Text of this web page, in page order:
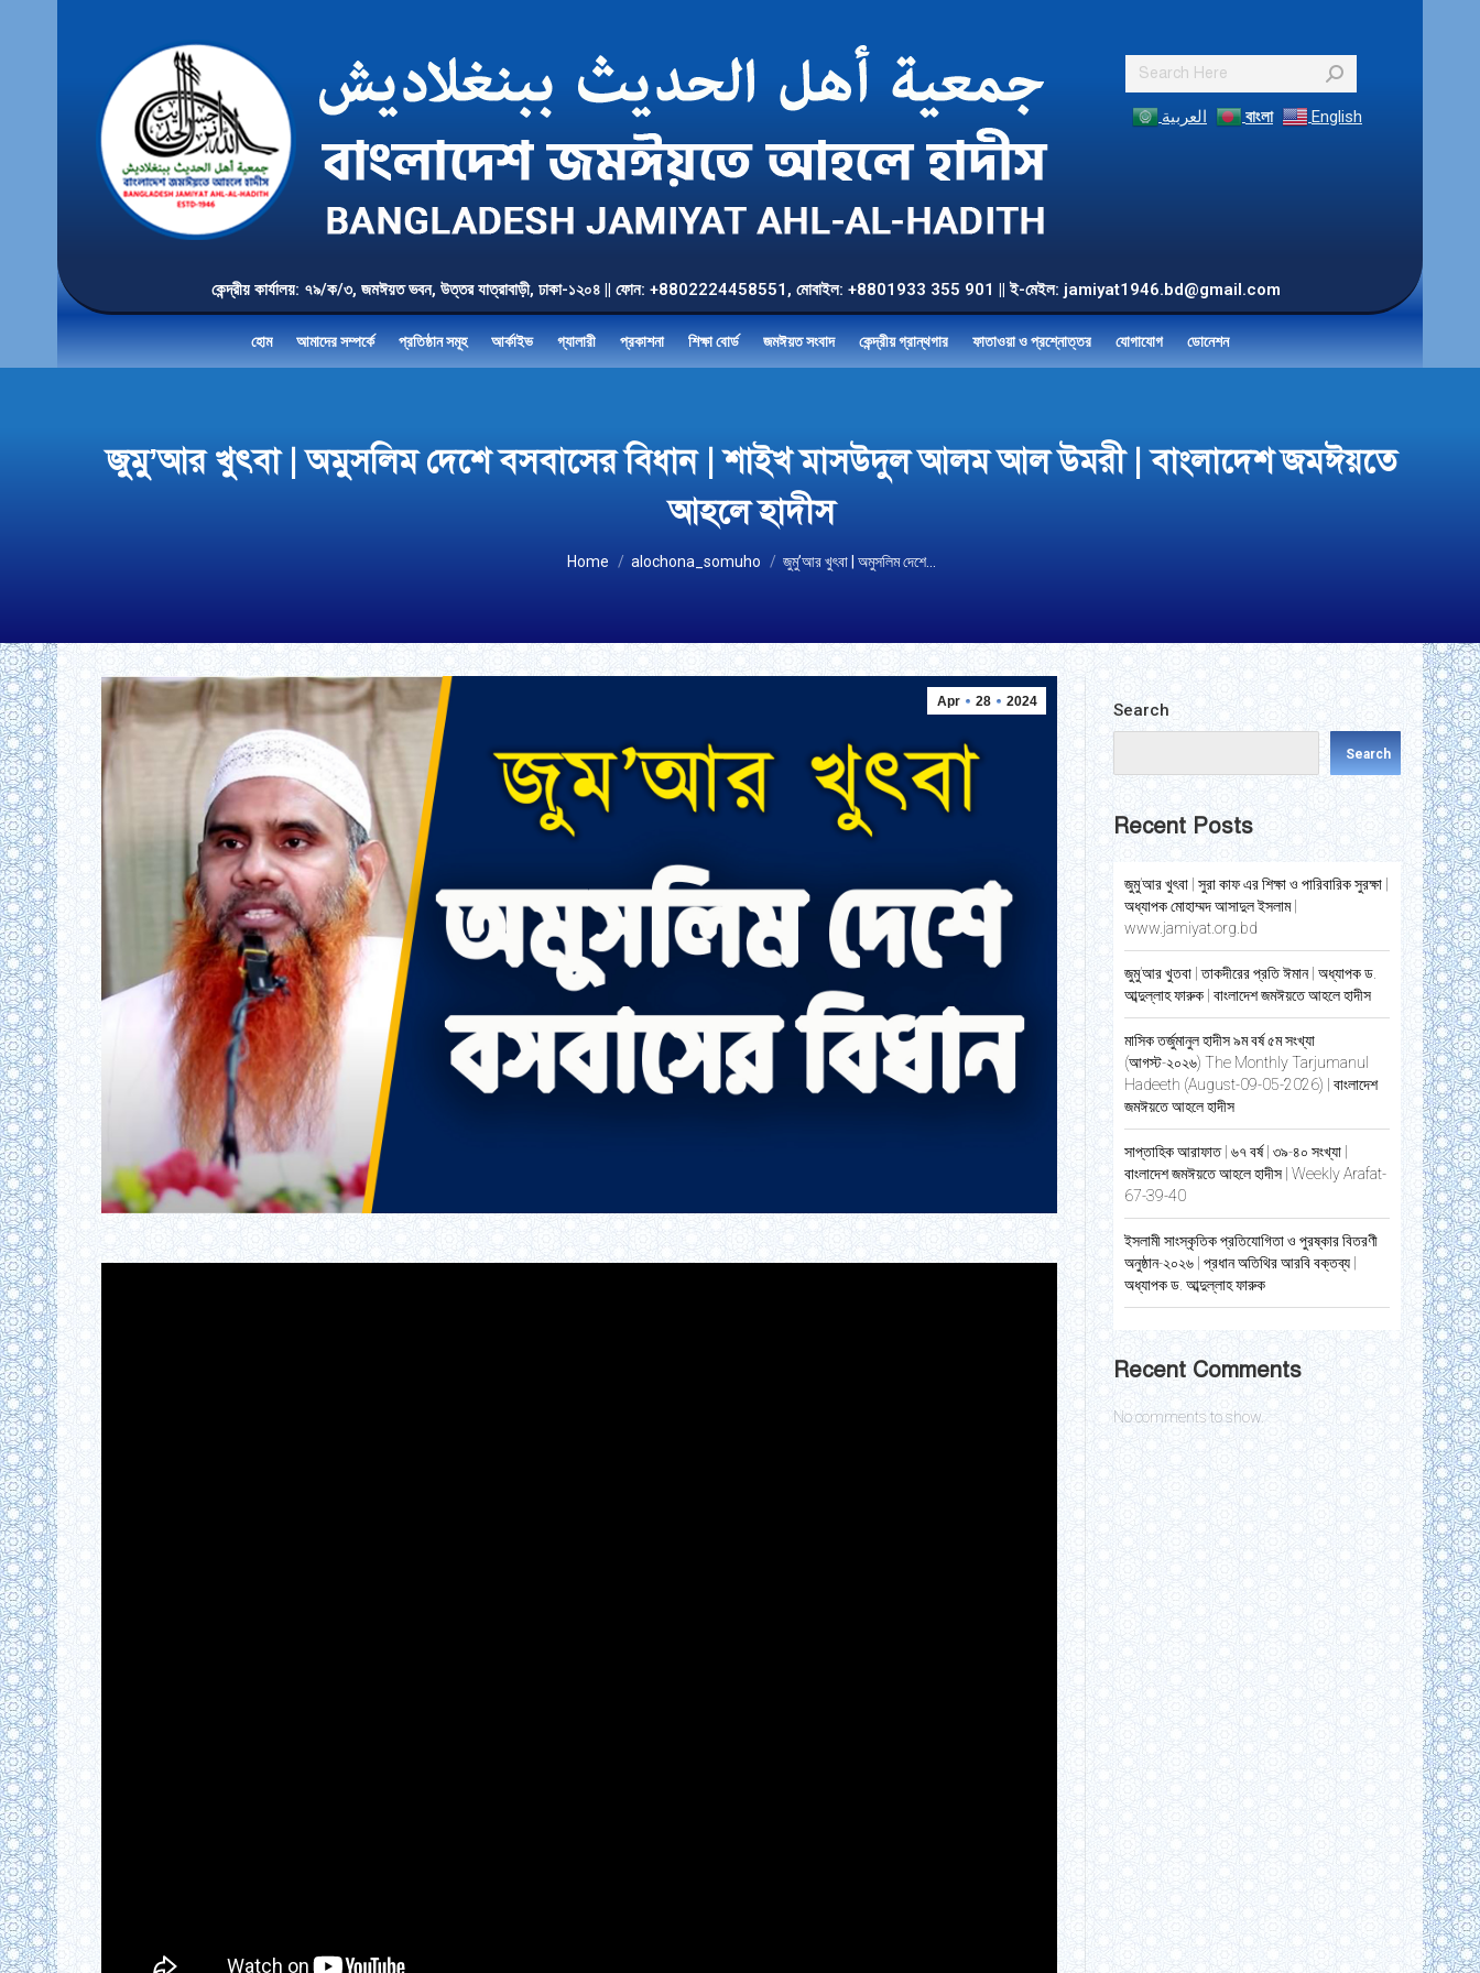
Search:
العربية বাংলা English
কেন্দ্রীয় কার্যালয়: ৭৯/ক/৩, জমঈয়ত ভবন, উত্তর যাত্রাবাড়ী, ঢাকা-১২০৪ || ফোন: +8802224458551, মোবাইল: +8801933 355 901 || ই-মেইল: jamiyat1946.bd@gmail.com
হোম আমাদের সম্পর্কে প্রতিষ্ঠান সমূহ আর্কাইভ গ্যালারী প্রকাশনা শিক্ষা বোর্ড জমঈয়ত সংবাদ কেন্দ্রীয় গ্রান্থগার ফাতাওয়া ও প্রশ্নোত্তর যোগাযোগ ডোনেশন
জুমু’আর খুৎবা | অমুসলিম দেশে বসবাসের বিধান | শাইখ মাসউদুল আলম আল উমরী | বাংলাদেশ জমঈয়তে
আহলে হাদীস
You are here:
Home alochona_somuho জুমু’আর খুৎবা | অমুসলিম দেশে…
Apr 28 2024 Search
Search
Recent Posts
জুমু’আর খুৎবা | সুরা কাফ এর শিক্ষা ও পারিবারিক সুরক্ষা |
অধ্যাপক মোহাম্মদ আসাদুল ইসলাম |
www.jamiyat.org.bd
জুমু’আর খুতবা | তাকদীরের প্রতি ঈমান | অধ্যাপক ড.
আব্দুল্লাহ ফারুক | বাংলাদেশ জমঈয়তে আহলে হাদীস
মাসিক তর্জুমানুল হাদীস ৯ম বর্ষ ৫ম সংখ্যা
(আগস্ট-২০২৬) The Monthly Tarjumanul
Hadeeth (August-09-05-2026) | বাংলাদেশ
জমঈয়তে আহলে হাদীস
সাপ্তাহিক আরাফাত | ৬৭ বর্ষ | ৩৯-৪০ সংখ্যা |
বাংলাদেশ জমঈয়তে আহলে হাদীস | Weekly Arafat-
67-39-40
ইসলামী সাংস্কৃতিক প্রতিযোগিতা ও পুরষ্কার বিতরণী
অনুষ্ঠান-২০২৬ | প্রধান অতিথির আরবি বক্তব্য |
অধ্যাপক ড. আব্দুল্লাহ ফারুক
Recent Comments
No comments to show.